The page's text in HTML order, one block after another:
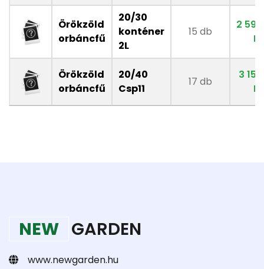
Örökzöld
orbáncfű
20/30
konténer
2L
15 db
2 590
Ft
Örökzöld
orbáncfű
20/40
Csp11
17 db
3 150
Ft
NEW GARDEN
www.newgarden.hu